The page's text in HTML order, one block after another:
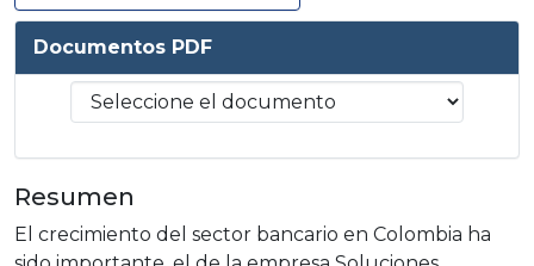
Documentos PDF
Resumen
El crecimiento del sector bancario en Colombia ha